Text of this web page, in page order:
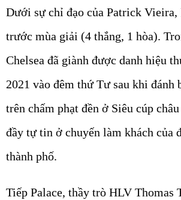
Dưới sự chỉ đạo của Patrick Vieira,
trước mùa giải (4 thắng, 1 hòa).
Chelsea đã giành được danh hiệu
2021 vào đêm thứ Tư sau khi đánh
trên chấm phạt đền ở Siêu cúp
đầy tự tin ở chuyến làm khách của
thành phố.
Tiếp Palace, thầy trò HLV Thomas